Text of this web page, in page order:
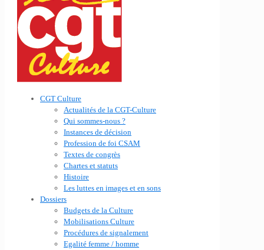
CGT Culture
Actualités de la CGT-Culture
Qui sommes-nous ?
Instances de décision
Profession de foi CSAM
Textes de congrès
Chartes et statuts
Histoire
Les luttes en images et en sons
Dossiers
Budgets de la Culture
Mobilisations Culture
Procédures de signalement
Egalité femme / homme